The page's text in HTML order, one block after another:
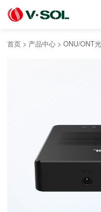
首页 > 产品中心 > ONU/ONT